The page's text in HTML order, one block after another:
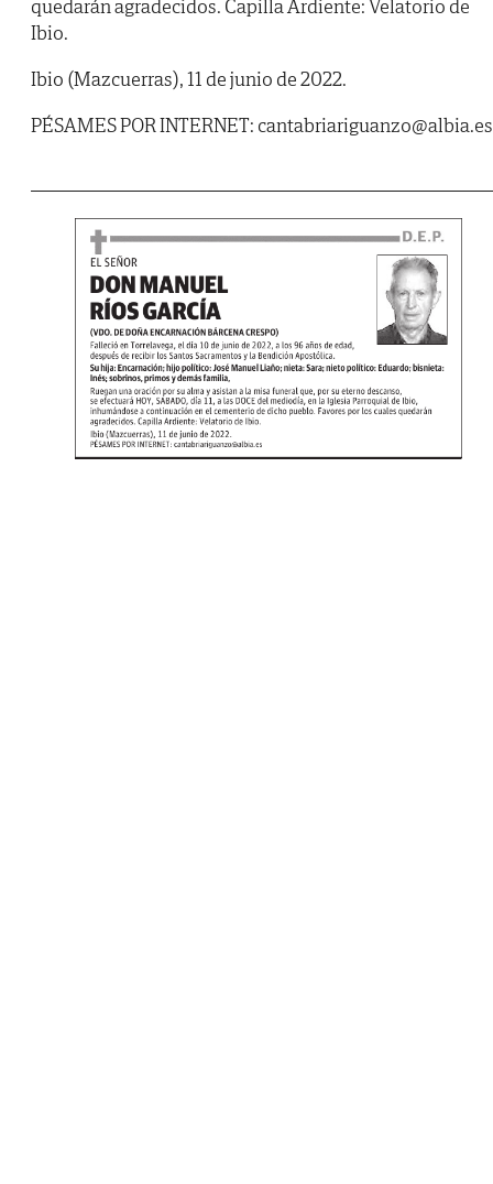
quedarán agradecidos. Capilla Ardiente: Velatorio de
Ibio.
Ibio (Mazcuerras), 11 de junio de 2022.
PÉSAMES POR INTERNET: cantabriariguanzo@albia.es